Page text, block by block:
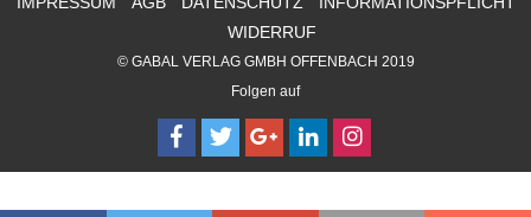
WIDERRUF
© GABAL VERLAG GMBH OFFENBACH 2019
Folgen auf